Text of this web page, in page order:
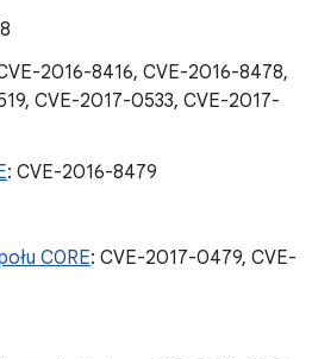
2016-8416, CVE-2016-8478,
CVE-2017-0533, CVE-2017-
: CVE-2016-8479
C0RE: CVE-2017-0479, CVE-